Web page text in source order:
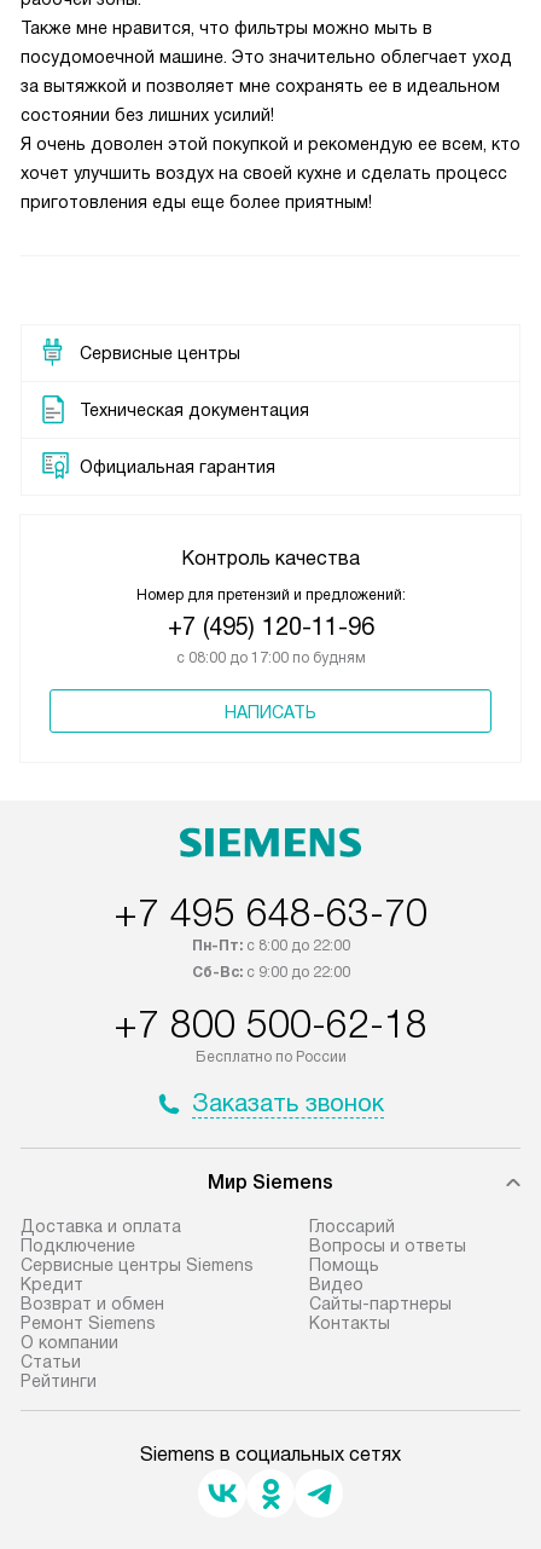
Также мне нравится, что фильтры можно мыть в
посудомоечной машине. Это значительно облегчает уход
за вытяжкой и позволяет мне сохранять ее в идеальном
состоянии без лишних усилий!
Я очень доволен этой покупкой и рекомендую ее всем, кто
хочет улучшить воздух на своей кухне и сделать процесс
приготовления еды еще более приятным!
Сервисные центры
Техническая документация
Официальная гарантия
Контроль качества
Номер для претензий и предложений:
+7 (495) 120-11-96
с 08:00 до 17:00 по будням
НАПИСАТЬ
+7 495 648-63-70
Пн-Пт:с 8:00 до 22:00
Сб-Вс:с 9:00 до 22:00
+7 800 500-62-18
Бесплатно по России
Заказать звонок
Мир Siemens
Доставка и оплата
Подключение
Сервисные центры Siemens
Кредит
Возврат и обмен
Ремонт Siemens
О компании
Статьи
Рейтинги
Глоссарий
Вопросы и ответы
Помощь
Видео
Сайты-партнеры
Контакты
Siemens в социальных сетях